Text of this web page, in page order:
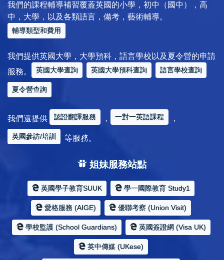
我們的課程輔導補習覆蓋英國的小學，初中（國中），高
中，大學，以及各類語言，備考，藝術輔導。
輔導類型和費用
我們提供英國大學，大學預科，語言學校以及夏令營的申請
服務。
英國大學查詢 英國大學預科查詢 語言學校查詢
夏令營查詢
我們還提供 認證翻譯服務 ， 一對一英語課程 ，
英國參訪/培訓 等服務。
姐妹服務站點
英國學子教育SUUK 學一國際教育 Study1
愛格服務 (AIGE) 優聯考察 (Union Visit)
學校監護 (School Guardians) 英國簽證網 (Visa UK)
英中傳媒 (UKese)